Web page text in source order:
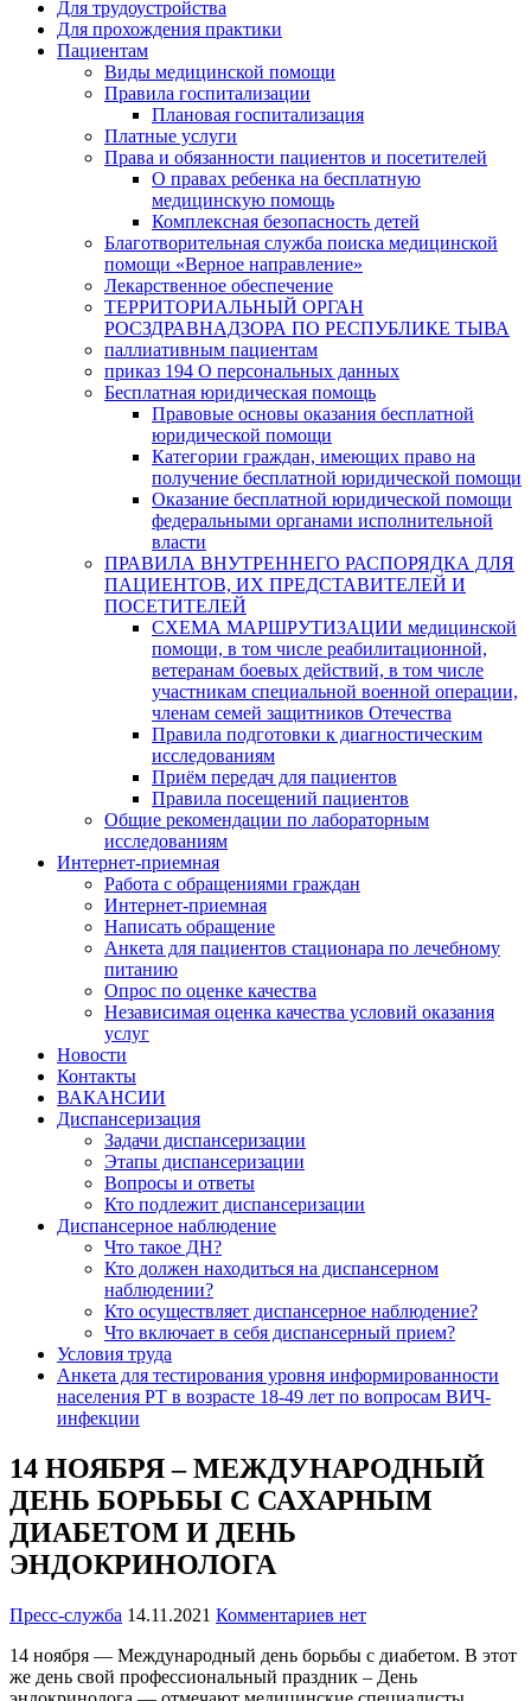
Для трудоустройства
Для прохождения практики
Пациентам
Виды медицинской помощи
Правила госпитализации
Плановая госпитализация
Платные услуги
Права и обязанности пациентов и посетителей
О правах ребенка на бесплатную
медицинскую помощь
Комплексная безопасность детей
Благотворительная служба поиска медицинской
помощи «Верное направление»
Лекарственное обеспечение
ТЕРРИТОРИАЛЬНЫЙ ОРГАН
РОСЗДРАВНАДЗОРА ПО РЕСПУБЛИКЕ ТЫВА
паллиативным пациентам
приказ 194 О персональных данных
Бесплатная юридическая помощь
Правовые основы оказания бесплатной
юридической помощи
Категории граждан, имеющих право на
получение бесплатной юридической помощи
Оказание бесплатной юридической помощи
федеральными органами исполнительной
власти
ПРАВИЛА ВНУТРЕННЕГО РАСПОРЯДКА ДЛЯ
ПАЦИЕНТОВ, ИХ ПРЕДСТАВИТЕЛЕЙ И
ПОСЕТИТЕЛЕЙ
СХЕМА МАРШРУТИЗАЦИИ медицинской
помощи, в том числе реабилитационной,
ветеранам боевых действий, в том числе
участникам специальной военной операции,
членам семей защитников Отечества
Правила подготовки к диагностическим
исследованиям
Приём передач для пациентов
Правила посещений пациентов
Общие рекомендации по лабораторным
исследованиям
Интернет-приемная
Работа с обращениями граждан
Интернет-приемная
Написать обращение
Анкета для пациентов стационара по лечебному
питанию
Опрос по оценке качества
Независимая оценка качества условий оказания
услуг
Новости
Контакты
ВАКАНСИИ
Диспансеризация
Задачи диспансеризации
Этапы диспансеризации
Вопросы и ответы
Кто подлежит диспансеризации
Диспансерное наблюдение
Что такое ДН?
Кто должен находиться на диспансерном
наблюдении?
Кто осуществляет диспансерное наблюдение?
Что включает в себя диспансерный прием?
Условия труда
Анкета для тестирования уровня информированности
населения РТ в возрасте 18-49 лет по вопросам ВИЧ-
инфекции
14 НОЯБРЯ – МЕЖДУНАРОДНЫЙ
ДЕНЬ БОРЬБЫ С САХАРНЫМ
ДИАБЕТОМ И ДЕНЬ
ЭНДОКРИНОЛОГА
Пресс-служба 14.11.2021 Комментариев нет
14 ноября — Международный день борьбы с диабетом. В этот
же день свой профессиональный праздник – День